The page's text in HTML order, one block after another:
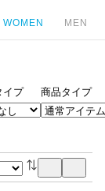
WOMEN MEN
イプ 商品タイプ